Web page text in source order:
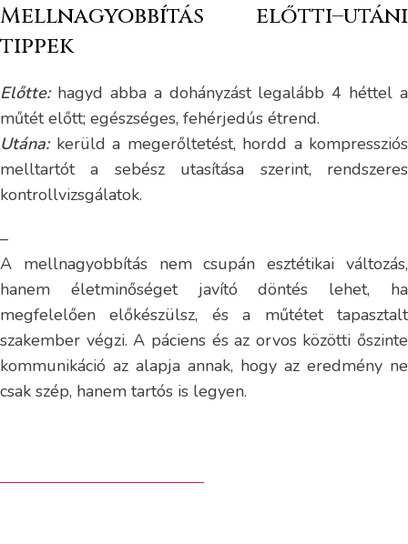
Mellnagyobbítás előtti–utáni
tippek
Előtte:hagyd abba a dohányzást legalább 4 héttel a
műtét előtt; egészséges, fehérjedús étrend.
Utána:kerüld a megerőltetést, hordd a kompressziós
melltartót a sebész utasítása szerint, rendszeres
kontrollvizsgálatok.
–
A mellnagyobbítás nem csupán esztétikai változás,
hanem életminőséget javító döntés lehet, ha
megfelelően előkészülsz, és a műtétet tapasztalt
szakember végzi. A páciens és az orvos közötti őszinte
kommunikáció az alapja annak, hogy az eredmény ne
csak szép, hanem tartós is legyen.